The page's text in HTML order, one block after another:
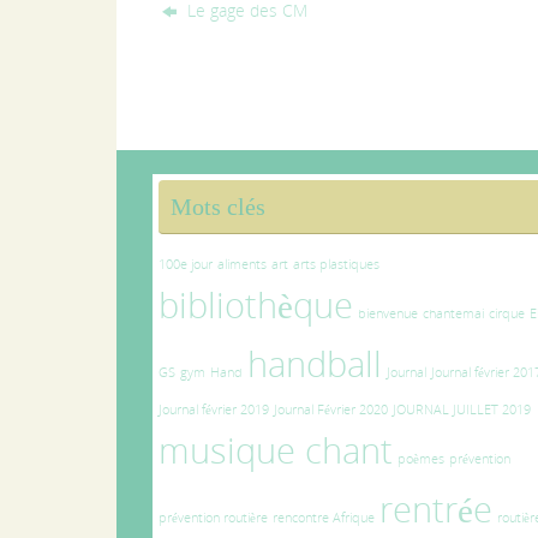
Le gage des CM
Mots clés
100e jour aliments art arts plastiques
bibliothèque bienvenue chantemai cirque
GS gym Hand handball Journal Journal février
Journal février 2019 Journal Février 2020 JOURNAL JUILLET 2019
musique chant poèmes prévention
prévention routière rencontre Afrique rentrée